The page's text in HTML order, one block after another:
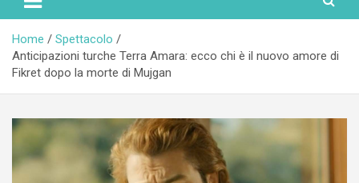
Home
Spettacolo
Anticipazioni turche Terra Amara: ecco chi è il nuovo amore di
Fikret dopo la morte di Mujgan